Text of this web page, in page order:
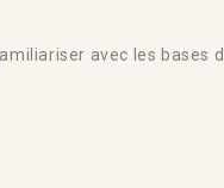
avec les bases